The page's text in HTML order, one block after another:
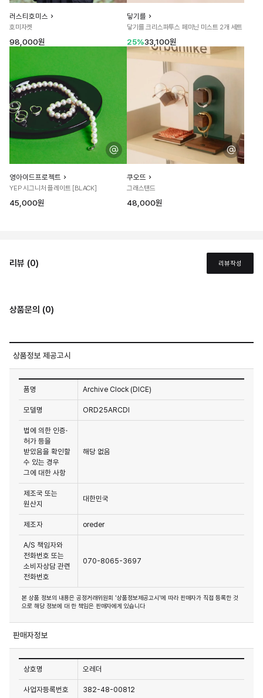
러스티호미스
호미자켓
98,000원
닿기를
닿기를 크리스파투스 페미닌 미스트 2개 세트
25%33,100원
영아이드프로젝트
YEP 시그니처 플레이트 [BLACK]
45,000원
쿠오뜨
그래스탠드
48,000원
리뷰 (0) 리뷰작성
상품문의 (0)
상품정보 제공고시
품명 Archive Clock (DICE)
모델명 ORD25ARCDI
법에 의한 인증·
허가 등을
받았음을 확인할
수 있는 경우
그에 대한 사항
해당 없음
제조국 또는
원산지
대한민국
제조자 oreder
A/S 책임자와
전화번호 또는
소비자상담 관련
전화번호
070-8065-3697
본 상품 정보의 내용은 공정거래위원회 '상품정보제공고시'에 따라 판매자가 직접 등록한 것
으로 해당 정보에 대 한 책임은 판매자에게 있습니다
판매자정보
상호명 오레더
사업자등록번호 382-48-00812